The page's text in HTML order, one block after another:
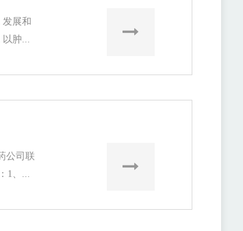
展和
以肿...
公司联
1、...